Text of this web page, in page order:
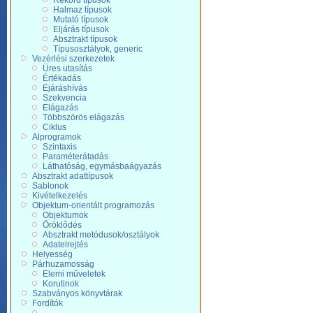
Halmaz típusok
Mutató típusok
Eljárás típusok
Absztrakt típusok
Típusosztályok, generic
Vezérlési szerkezetek
Üres utasítás
Értékadás
Ejáráshívás
Szekvencia
Elágazás
Többszörös elágazás
Ciklus
Alprogramok
Szintaxis
Paraméterátadás
Láthatóság, egymásbaágyazás
Absztrakt adattípusok
Sablonok
Kivételkezelés
Objektum-orientált programozás
Objektumok
Öröklődés
Absztrakt metódusok/osztályok
Adatelrejtés
Helyesség
Párhuzamosság
Elemi műveletek
Korutinok
Szabványos könyvtárak
Fordítók